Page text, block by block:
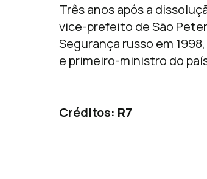
Três anos após a
vice-prefeito de São
Segurança russo em
e primeiro-ministro do
Créditos: R7